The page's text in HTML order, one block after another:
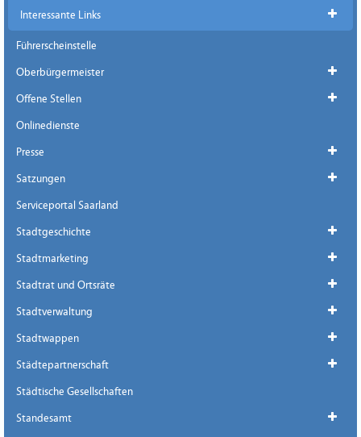
Interessante Links
Führerscheinstelle
Oberbürgermeister
Offene Stellen
Onlinedienste
Presse
Satzungen
Serviceportal Saarland
Stadtgeschichte
Stadtmarketing
Stadtrat und Ortsräte
Stadtverwaltung
Stadtwappen
Städtepartnerschaft
Städtische Gesellschaften
Standesamt